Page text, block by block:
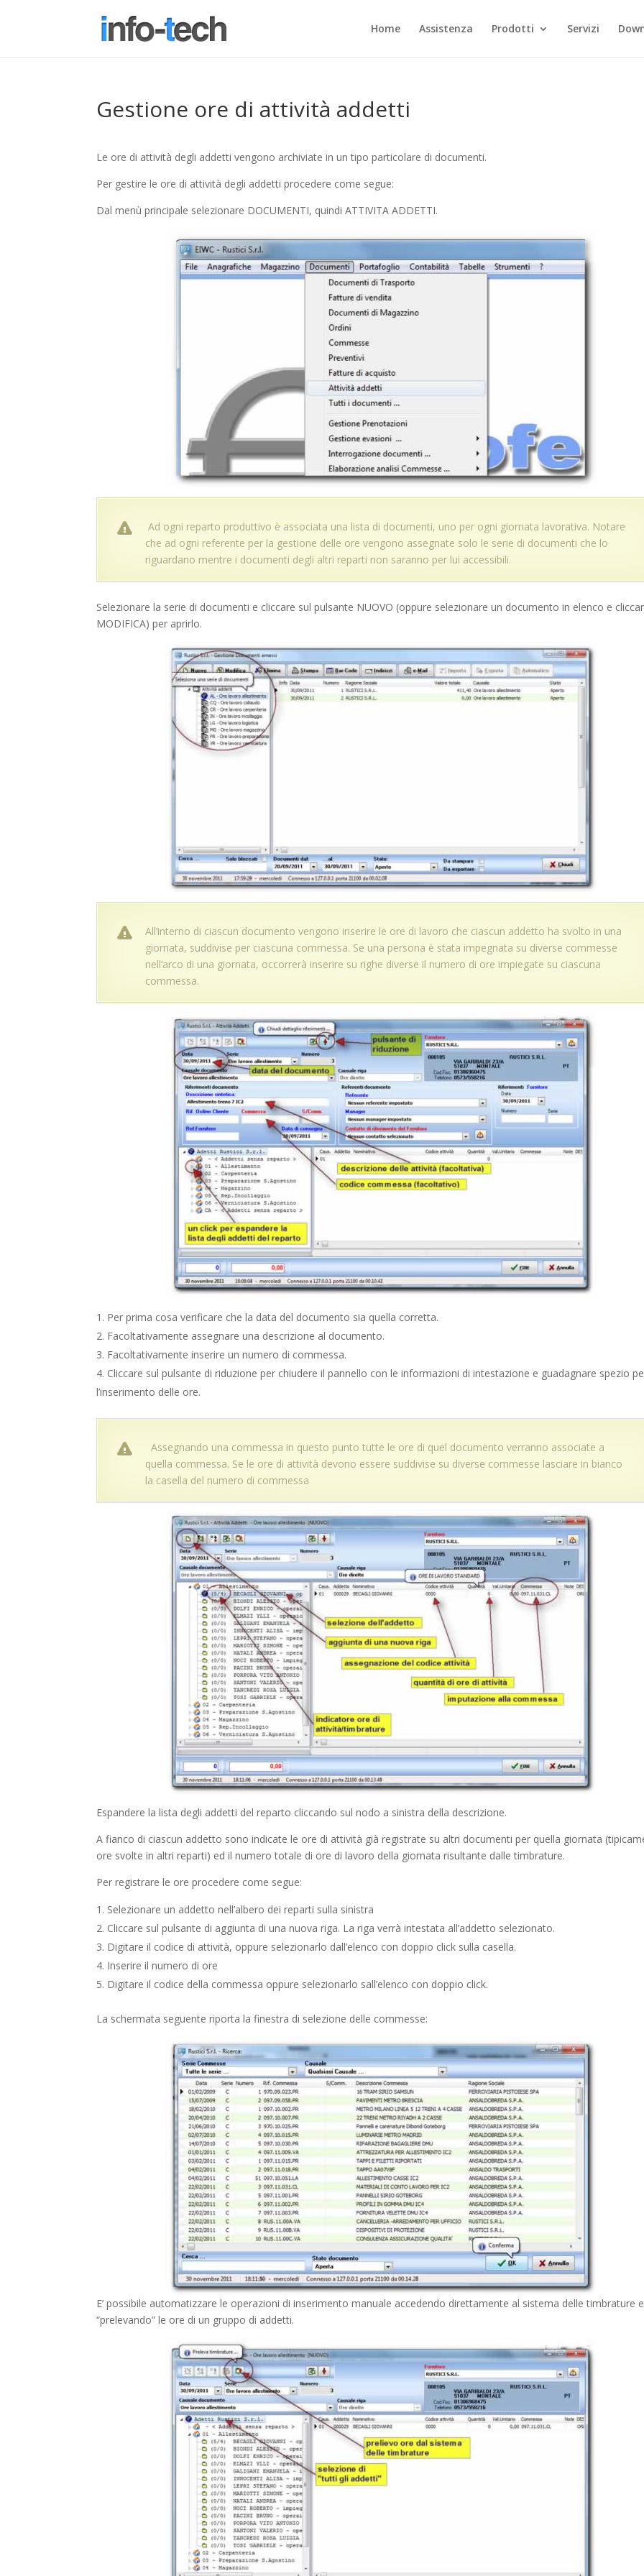
Home Assistenza Prodotti Servizi
Gestione ore di attività addetti
Le ore di attività degli addetti vengono archiviate in un tipo particolare di documenti.
Per gestire le ore di attività degli addetti procedere come segue:
Dal menù principale selezionare DOCUMENTI, quindi ATTIVITA ADDETTI.
Ad ogni reparto produttivo è associata una lista di documenti, uno per ogni giornata lavorativa. Notare
che ad ogni referente per la gestione delle ore vengono assegnate solo le serie di documenti che lo
riguardano mentre i documenti degli altri reparti non saranno per lui accessibili.
Selezionare la serie di documenti e cliccare sul pulsante NUOVO (oppure selezionare un documento in elenco e
MODIFICA) per aprirlo.
All’interno di ciascun documento vengono inserire le ore di lavoro che ciascun addetto ha svolto in una
giornata, suddivise per ciascuna commessa. Se una persona è stata impegnata su diverse commesse
nell’arco di una giornata, occorrerà inserire su righe diverse il numero di ore impiegate su ciascuna
commessa.
Per prima cosa verificare che la data del documento sia quella corretta.
Facoltativamente assegnare una descrizione al documento.
Facoltativamente inserire un numero di commessa.
Cliccare sul pulsante di riduzione per chiudere il pannello con le informazioni di intestazione e guadagnare spezio
l’inserimento delle ore.
Assegnando una commessa in questo punto tutte le ore di quel documento verranno associate a
quella commessa. Se le ore di attività devono essere suddivise su diverse commesse lasciare in bianco
la casella del numero di commessa
Espandere la lista degli addetti del reparto cliccando sul nodo a sinistra della descrizione.
A fianco di ciascun addetto sono indicate le ore di attività già registrate su altri documenti per quella giornata
ore svolte in altri reparti) ed il numero totale di ore di lavoro della giornata risultante dalle timbrature.
Per registrare le ore procedere come segue:
Selezionare un addetto nell’albero dei reparti sulla sinistra
Cliccare sul pulsante di aggiunta di una nuova riga. La riga verrà intestata all’addetto selezionato.
Digitare il codice di attività, oppure selezionarlo dall’elenco con doppio click sulla casella.
Inserire il numero di ore
Digitare il codice della commessa oppure selezionarlo sall’elenco con doppio click.
La schermata seguente riporta la finestra di selezione delle commesse:
E’ possibile automatizzare le operazioni di inserimento manuale accedendo direttamente al sistema delle timbrature e
“prelevando” le ore di un gruppo di addetti.